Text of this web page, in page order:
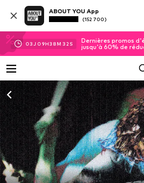
ABOUT YOU App
(152 700)
03J 09H38M 30 S
Dernières promos
jusqu'à 60% de